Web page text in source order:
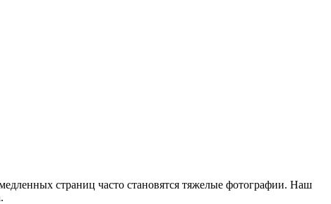
страниц часто становятся тяжелые фотографии. Наш